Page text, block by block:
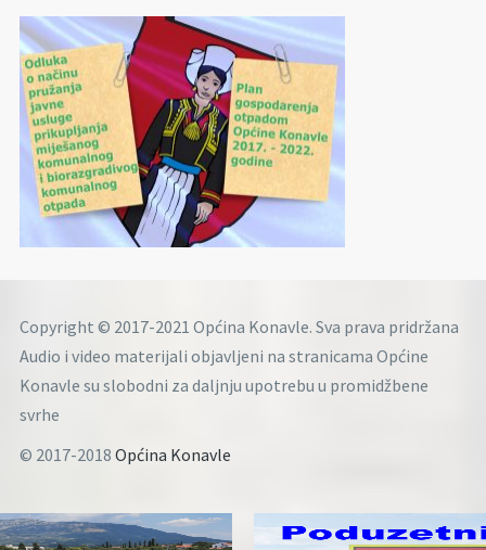
Copyright © 2017-2021 Općina Konavle. Sva prava pridržana
Audio i video materijali objavljeni na stranicama Općine
Konavle su slobodni za daljnju upotrebu u promidžbene
svrhe
© 2017-2018 Općina Konavle